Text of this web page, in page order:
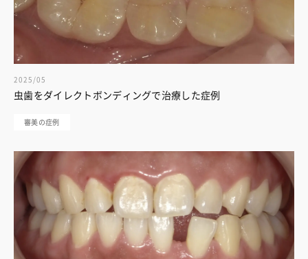
2025/05
虫歯をダイレクトボンディングで治療した症例
審美の症例